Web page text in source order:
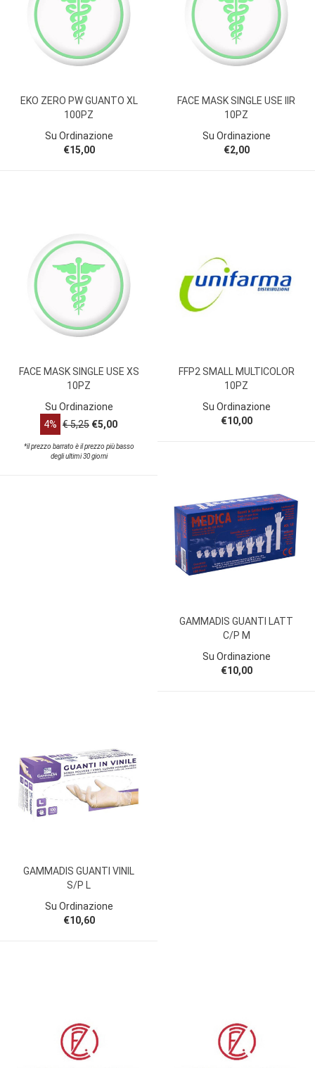
EKO ZERO PW GUANTO XL
100PZ
Su Ordinazione
€15,00
FACE MASK SINGLE USE IIR
10PZ
Su Ordinazione
€2,00
FACE MASK SINGLE USE XS
10PZ
Su Ordinazione
4% € 5,25 €5,00
*il prezzo barrato è il prezzo più basso
degli ultimi 30 giorni
FFP2 SMALL MULTICOLOR
10PZ
Su Ordinazione
€10,00
GAMMADIS GUANTI LATT
C/P M
Su Ordinazione
€10,00
GAMMADIS GUANTI VINIL
S/P L
Su Ordinazione
€10,60